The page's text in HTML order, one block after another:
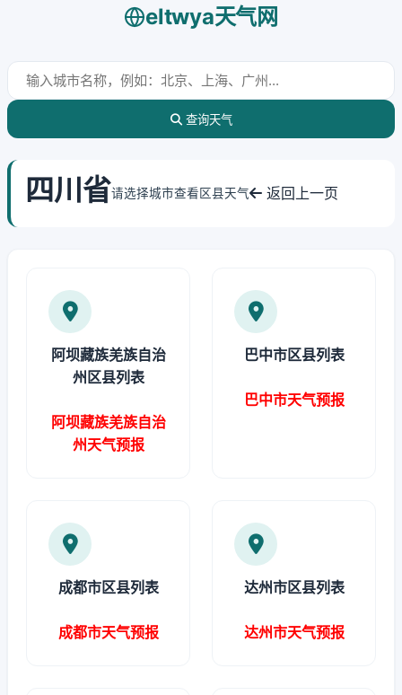
eltwya天气网
查询天气
四川省请选择城市查看区县天气 返回上一页
阿坝藏族羌族自治
州区县列表
阿坝藏族羌族自治
州天气预报
巴中市区县列表
巴中市天气预报
成都市区县列表
成都市天气预报
达州市区县列表
达州市天气预报